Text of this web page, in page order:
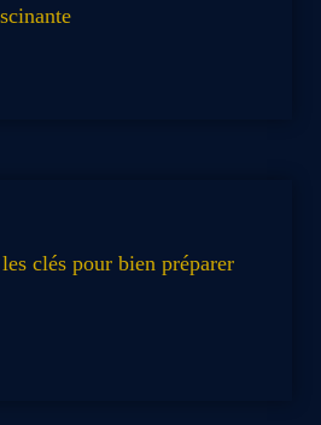
clés pour bien préparer